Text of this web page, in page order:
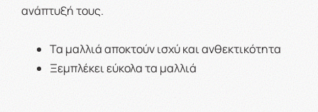
ανάπτυξή τους.
Τα μαλλιά αποκτούν ισχύ και ανθεκτικότητα
Ξεμπλέκει εύκολα τα μαλλιά